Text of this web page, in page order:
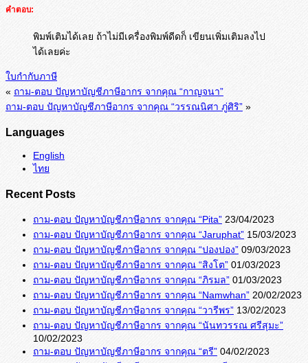
คำตอบ:
พิมพ์เติมได้เลย ถ้าไม่มีเครื่องพิมพ์ดีดก็ เขียนเพิ่มเติมลงไป
ได้เลยค่ะ
ใบกำกับภาษี
« ถาม-ตอบ ปัญหาบัญชีภาษีอากร จากคุณ “กาญจนา”
ถาม-ตอบ ปัญหาบัญชีภาษีอากร จากคุณ “วรรณนิศา ภู่ศิริ” »
Languages
English
ไทย
Recent Posts
ถาม-ตอบ ปัญหาบัญชีภาษีอากร จากคุณ “Pita” 23/04/2023
ถาม-ตอบ ปัญหาบัญชีภาษีอากร จากคุณ “Jaruphat” 15/03/2023
ถาม-ตอบ ปัญหาบัญชีภาษีอากร จากคุณ “ปองปอง” 09/03/2023
ถาม-ตอบ ปัญหาบัญชีภาษีอากร จากคุณ “สิงโต” 01/03/2023
ถาม-ตอบ ปัญหาบัญชีภาษีอากร จากคุณ “ภิรมล” 01/03/2023
ถาม-ตอบ ปัญหาบัญชีภาษีอากร จากคุณ “Namwhan” 20/02/2023
ถาม-ตอบ ปัญหาบัญชีภาษีอากร จากคุณ “วารีพร” 13/02/2023
ถาม-ตอบ ปัญหาบัญชีภาษีอากร จากคุณ “นันทวรรณ ศรีสุมะ”
10/02/2023
ถาม-ตอบ ปัญหาบัญชีภาษีอากร จากคุณ “ตรี” 04/02/2023